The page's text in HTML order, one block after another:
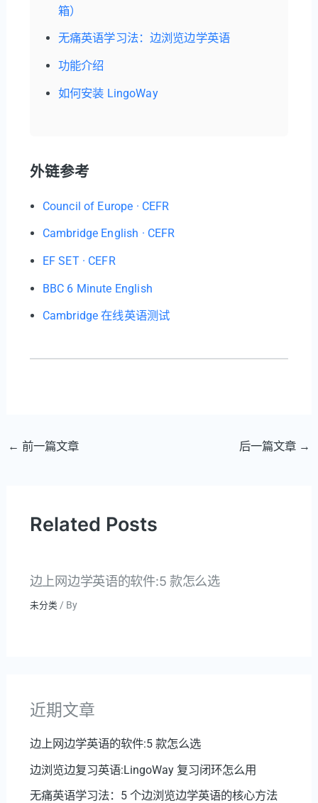
箱）
无痛英语学习法：边浏览边学英语
功能介绍
如何安装 LingoWay
外链参考
Council of Europe · CEFR
Cambridge English · CEFR
EF SET · CEFR
BBC 6 Minute English
Cambridge 在线英语测试
← 前一篇文章 后一篇文章 →
Related Posts
边上网边学英语的软件:5 款怎么选
未分类 / By
近期文章
边上网边学英语的软件:5 款怎么选
边浏览边复习英语:LingoWay 复习闭环怎么用
无痛英语学习法：5 个边浏览边学英语的核心方法